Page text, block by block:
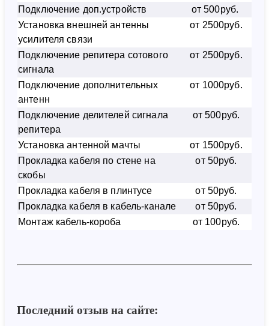
Подключение доп.устройств
от 500руб.
Установка внешней антенны
усилителя связи
от 2500руб.
Подключение репитера сотового
сигнала
от 2500руб.
Подключение дополнительных
антенн
от 1000руб.
Подключение делителей сигнала
репитера
от 500руб.
Установка антенной мачты
от 1500руб.
Прокладка кабеля по стене на
скобы
от 50руб.
Прокладка кабеля в плинтусе
от 50руб.
Прокладка кабеля в кабель-канале
от 50руб.
Монтаж кабель-короба
от 100руб.
Последний отзыв на сайте: